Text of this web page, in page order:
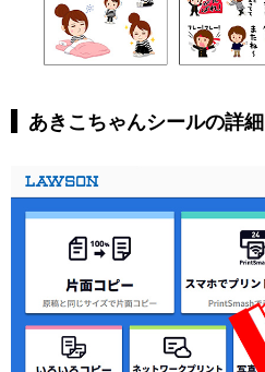
あきこちゃんシールの詳細